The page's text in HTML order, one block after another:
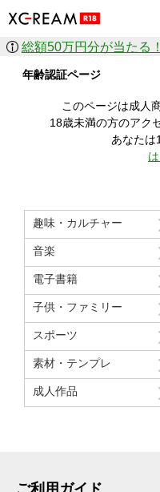
作品を探す
ジャンル
人気のセール中商品
すべての作品から探す
価格の安い順
月間ランキング
年齢認証ページ
このページは成人
18歳未満の方のアク
あなたは
趣味・カルチャー
音楽
電子書籍
子供・ファミリー
スポーツ
素材・テンプレ
成人作品
ご利用ガイド